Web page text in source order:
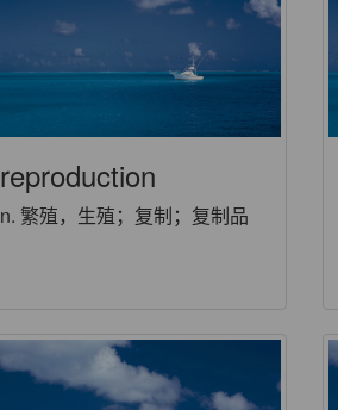
reproduction
n. 繁殖，生殖；复制；复制品